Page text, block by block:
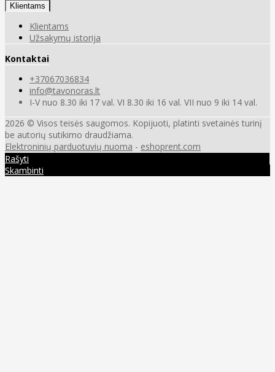
Klientams
Klientams
Užsakymų istorija
Kontaktai
+37067036834
info@tavonoras.lt
I-V nuo 8.30 iki 17 val. VI 8.30 iki 16 val. VII nuo 9 iki 14 val.
2026 © Visos teisės saugomos. Kopijuoti, platinti svetainės turinį
be autorių sutikimo draudžiama.
Elektroninių parduotuvių nuoma - eshoprent.com
Rašyti
Skambinti